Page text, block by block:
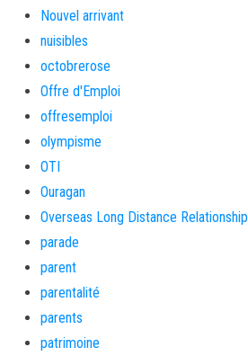
Nouvel arrivant
nuisibles
octobrerose
Offre d'Emploi
offresemploi
olympisme
OTI
Ouragan
Overseas Long Distance Relationship
parade
parent
parentalité
parents
patrimoine